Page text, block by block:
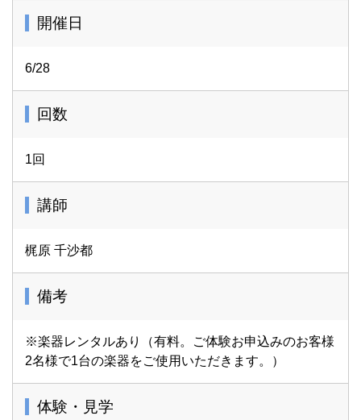
開催日
6/28
回数
1回
講師
梶原 千沙都
備考
※楽器レンタルあり（有料。ご体験お申込みのお客様
2名様で1台の楽器をご使用いただきます。）
体験・見学